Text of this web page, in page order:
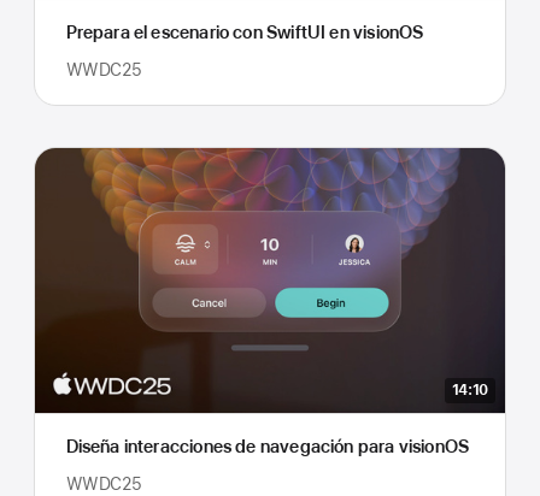
Prepara el escenario con SwiftUI en visionOS
WWDC25
14:10
Diseña interacciones de navegación para visionOS
WWDC25